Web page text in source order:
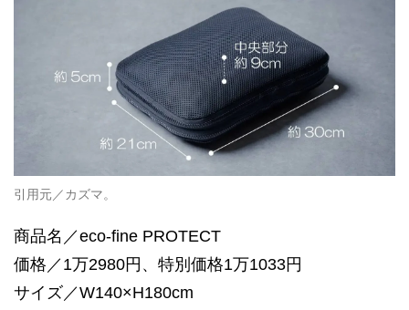
引用元／カズマ。
商品名／eco-fine PROTECT
価格／1万2980円、特別価格1万1033円
サイズ／W140×H180cm